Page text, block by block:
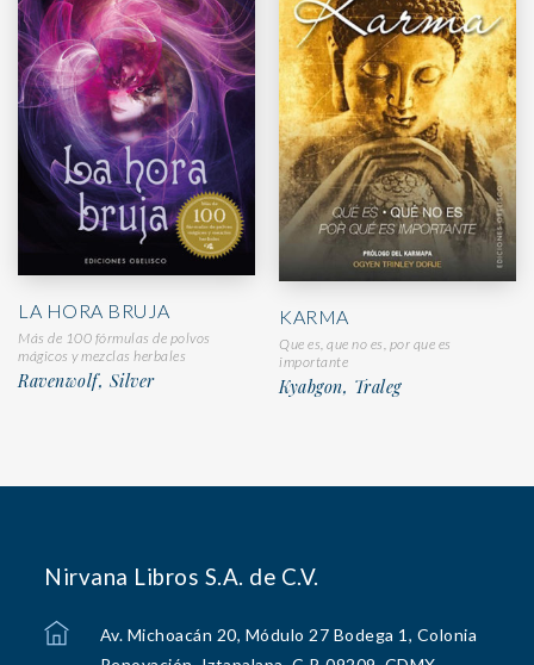
LA HORA BRUJA
Más de 100 fórmulas de polvos
mágicos y mezclas herbales
Ravenwolf, Silver
KARMA
Que es, que no es, por que es
importante
Kyabgon, Traleg
Nirvana Libros S.A. de C.V.
Av. Michoacán 20, Módulo 27 Bodega 1, Colonia